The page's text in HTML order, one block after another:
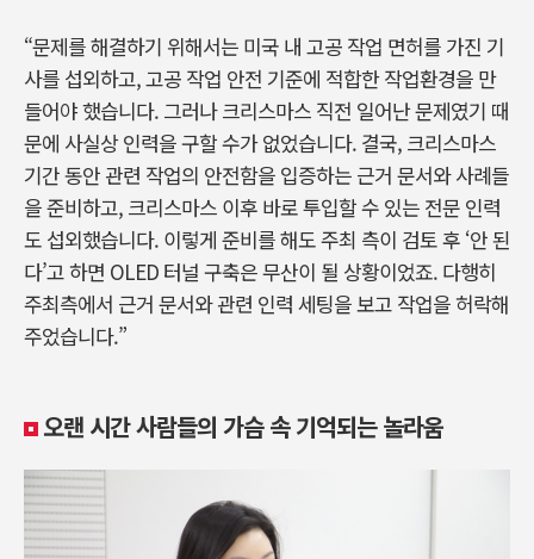
“문제를 해결하기 위해서는 미국 내 고공 작업 면허를 가진 기
사를 섭외하고, 고공 작업 안전 기준에 적합한 작업환경을 만
들어야 했습니다. 그러나 크리스마스 직전 일어난 문제였기 때
문에 사실상 인력을 구할 수가 없었습니다. 결국, 크리스마스
기간 동안 관련 작업의 안전함을 입증하는 근거 문서와 사례들
을 준비하고, 크리스마스 이후 바로 투입할 수 있는 전문 인력
도 섭외했습니다. 이렇게 준비를 해도 주최 측이 검토 후 ‘안 된
다’고 하면 OLED 터널 구축은 무산이 될 상황이었죠. 다행히
주최측에서 근거 문서와 관련 인력 세팅을 보고 작업을 허락해
주었습니다.”
오랜 시간 사람들의 가슴 속 기억되는 놀라움